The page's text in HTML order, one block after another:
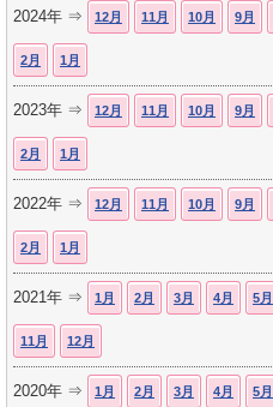
2024年 ⇒ 12月 11月 10月 9月
2月 1月
2023年 ⇒ 12月 11月 10月 9月
2月 1月
2022年 ⇒ 12月 11月 10月 9月
2月 1月
2021年 ⇒ 1月 2月 3月 4月 5月
11月 12月
2020年 ⇒ 1月 2月 3月 4月 5月